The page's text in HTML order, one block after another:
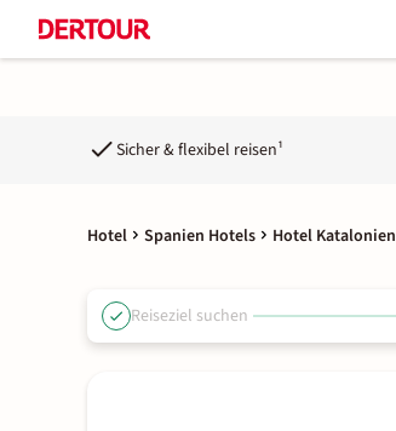
Sicher & flexibel reisen¹
Hotel Spanien Hotels Hotel Katalonien
Reiseziel suchen